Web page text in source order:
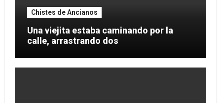
Chistes de Ancianos
Una viejita estaba caminando por la
calle, arrastrando dos